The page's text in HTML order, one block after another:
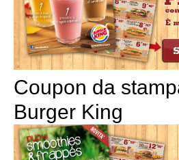
Coupon da
Burger King